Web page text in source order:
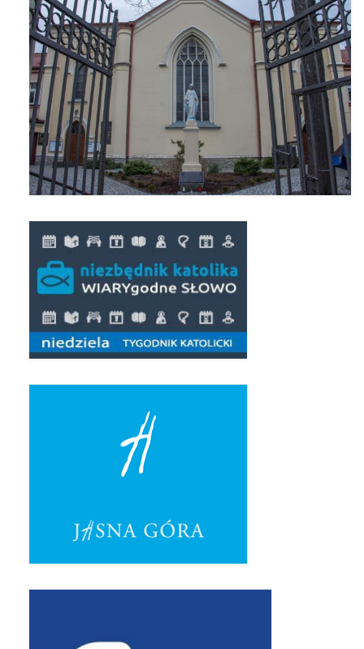
GODZINA ŚWIĘTA W ŚWIĘTO
MIŁOSIERDZIA BOŻEGO
Opłatek Wspólnot Parafialnych
Galerie 2019
Pasterka 2019
Triduum St. Kostka 2019
Posługa Siostry Elekty
Uroczystość Św. Jakuba Ap 2019
Boże Ciało – 20 czerwca 2019
Pierwsza Komunia Święta 2019
Imieniny Ks Kanonika
Wigilia Paschalna 2019
Wielki Czwartek 2019
Droga Krzyżowa w parafii św. Jakuba
Apostoła w Częstochowie 2019
Narodowy Dzień Pamięci “Żołnierzy
Pielęgnacja drzew